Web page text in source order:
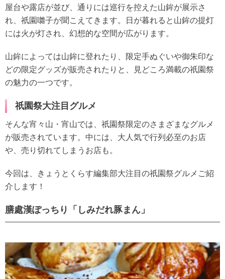
屋台や露店が並び、通りには巡行を控えた山鉾が展示さ
れ、祇園囃子が聞こえてきます。日が暮れると山鉾の提灯
には火が灯され、幻想的な空間が広がります。
山鉾によっては山鉾に登れたり、限定手ぬぐいや御朱印な
どの限定グッズが販売されたりと、見どころ満載の祇園祭
の魅力の一つです。
祇園祭大注目グルメ
そんな宵々山・宵山では、祇園祭限定のさまざまなグルメ
が販売されています。中には、大人気で行列必至のお店
や、売り切れてしまうお店も。
今回は、きょうとくらす編集部大注目の祇園祭グルメご紹
介します！
膳處漢ぽっちり「しみだれ豚まん」